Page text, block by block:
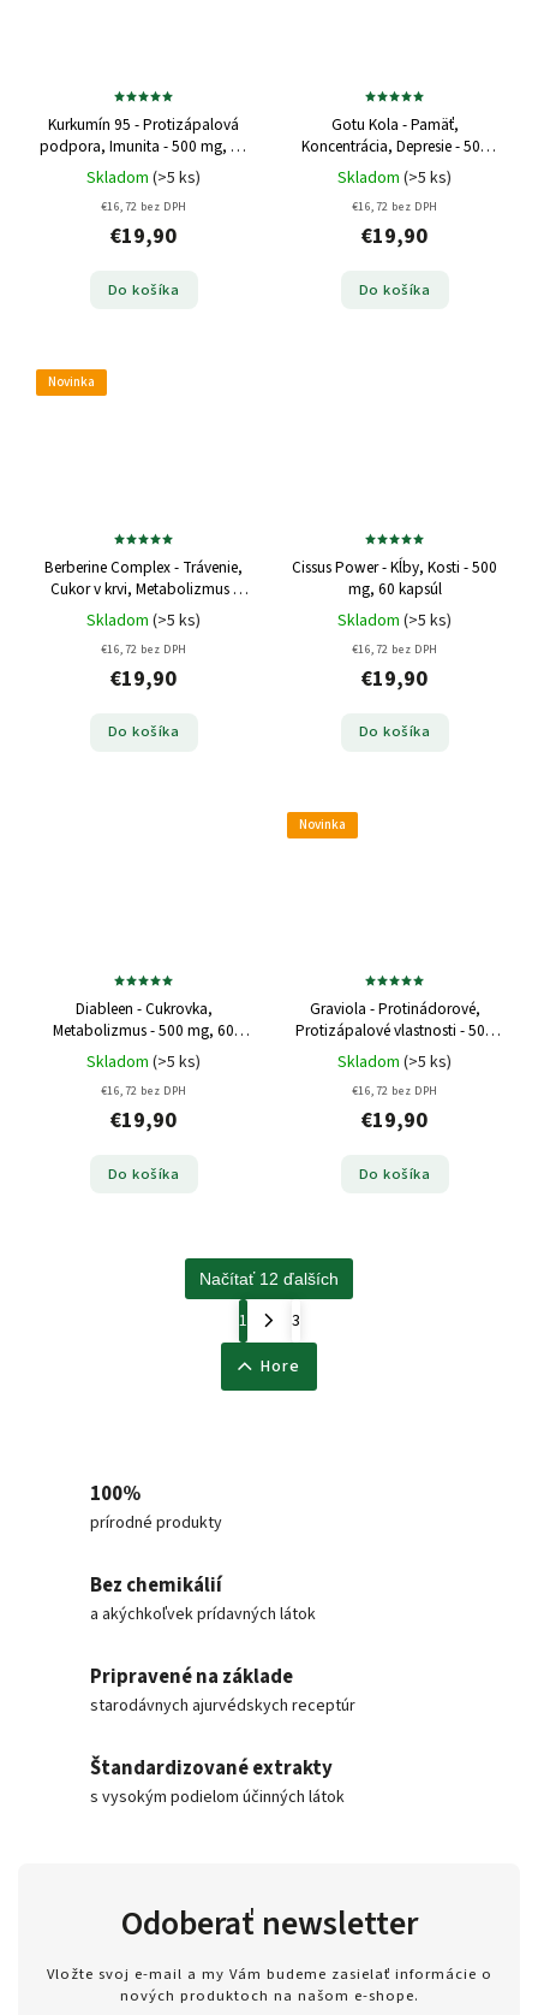
Kurkumín 95 - Protizápalová
podpora, Imunita - 500 mg, 60
kapsúl
Skladom (>5 ks)
€16,72 bez DPH
€19,90
Do košíka
Gotu Kola - Pamäť,
Koncentrácia, Depresie - 500
mg, 60 kapsúl
Skladom (>5 ks)
€16,72 bez DPH
€19,90
Do košíka
Novinka
Berberine Complex - Trávenie,
Cukor v krvi, Metabolizmus -
500 mg, 60 kapsúl
Skladom (>5 ks)
€16,72 bez DPH
€19,90
Do košíka
Cissus Power - Kĺby, Kosti - 500
mg, 60 kapsúl
Skladom (>5 ks)
€16,72 bez DPH
€19,90
Do košíka
Diableen - Cukrovka,
Metabolizmus - 500 mg, 60
kapsúl
Skladom (>5 ks)
€16,72 bez DPH
€19,90
Do košíka
Novinka
Graviola - Protinádorové,
Protizápalové vlastnosti - 500
mg, 60 kapsúl
Skladom (>5 ks)
€16,72 bez DPH
€19,90
Do košíka
Načítať 12 ďalších
1
3
Hore
100%
prírodné produkty
Bez chemikálií
a akýchkoľvek prídavných látok
Pripravené na základe
starodávnych ajurvédskych receptúr
Štandardizované extrakty
s vysokým podielom účinných látok
Odoberať newsletter
Vložte svoj e-mail a my Vám budeme zasielať informácie o
nových produktoch na našom e-shope.